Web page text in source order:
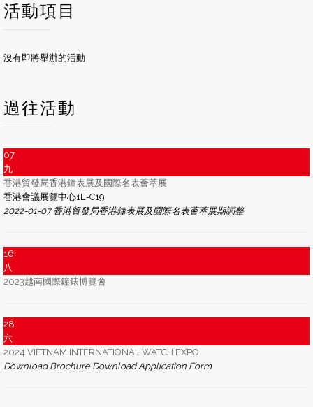
活動項目
沒有即將舉辦的活動
過往活動
07
九
香港貿發局香港鐘表展及國際名表薈萃展
香港會議展覽中心1E-C19
2022-01-07 香港貿發局香港鐘表展及國際名表薈萃展期調整
16
八
2023越南國際鐘錶博覽會
28
六
2024 VIETNAM INTERNATIONAL WATCH EXPO
Download Brochure Download Application Form